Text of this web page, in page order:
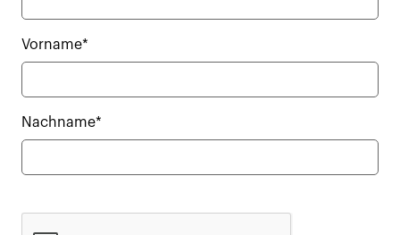
Vorname*
Nachname*